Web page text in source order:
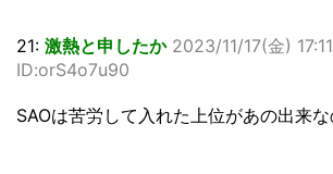
21: 激熱と申したか 2023/11/17(金)
ID:orS4o7u90
SAOは苦労して入れた上位があの出来